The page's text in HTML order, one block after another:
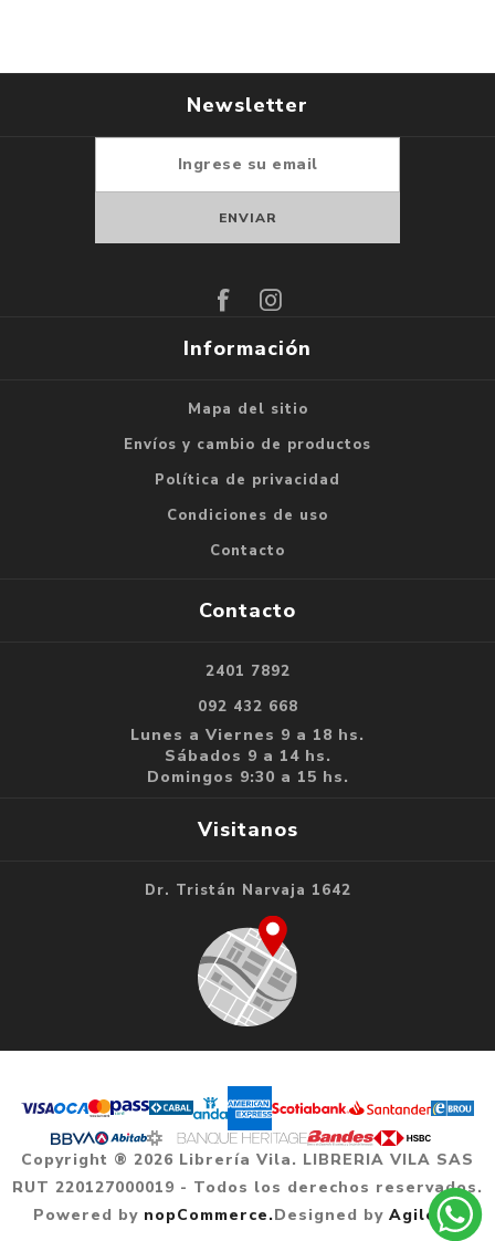
Newsletter
Información
Mapa del sitio
Envíos y cambio de productos
Política de privacidad
Condiciones de uso
Contacto
Contacto
2401 7892
092 432 668
Lunes a Viernes 9 a 18 hs.
Sábados 9 a 14 hs.
Domingos 9:30 a 15 hs.
Visitanos
Dr. Tristán Narvaja 1642
Copyright ® 2026 Librería Vila. LIBRERIA VILA SAS
RUT 220127000019 - Todos los derechos reservados.
Powered by nopCommerce.Designed by Agile.uy